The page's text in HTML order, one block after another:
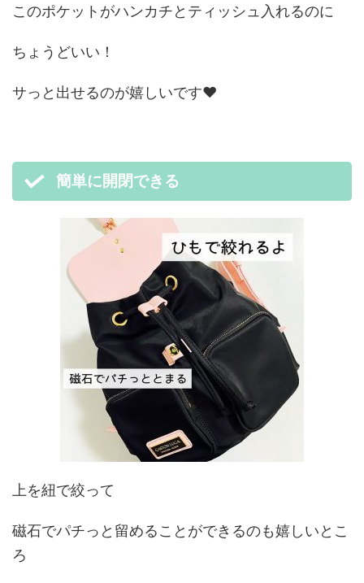
このポケットがハンカチとティッシュ入れるのに
ちょうどいい！
サっと出せるのが嬉しいです♥
簡単に開閉できる
上を紐で絞って
磁石でパチっと留めることができるのも嬉しいとこ
ろ